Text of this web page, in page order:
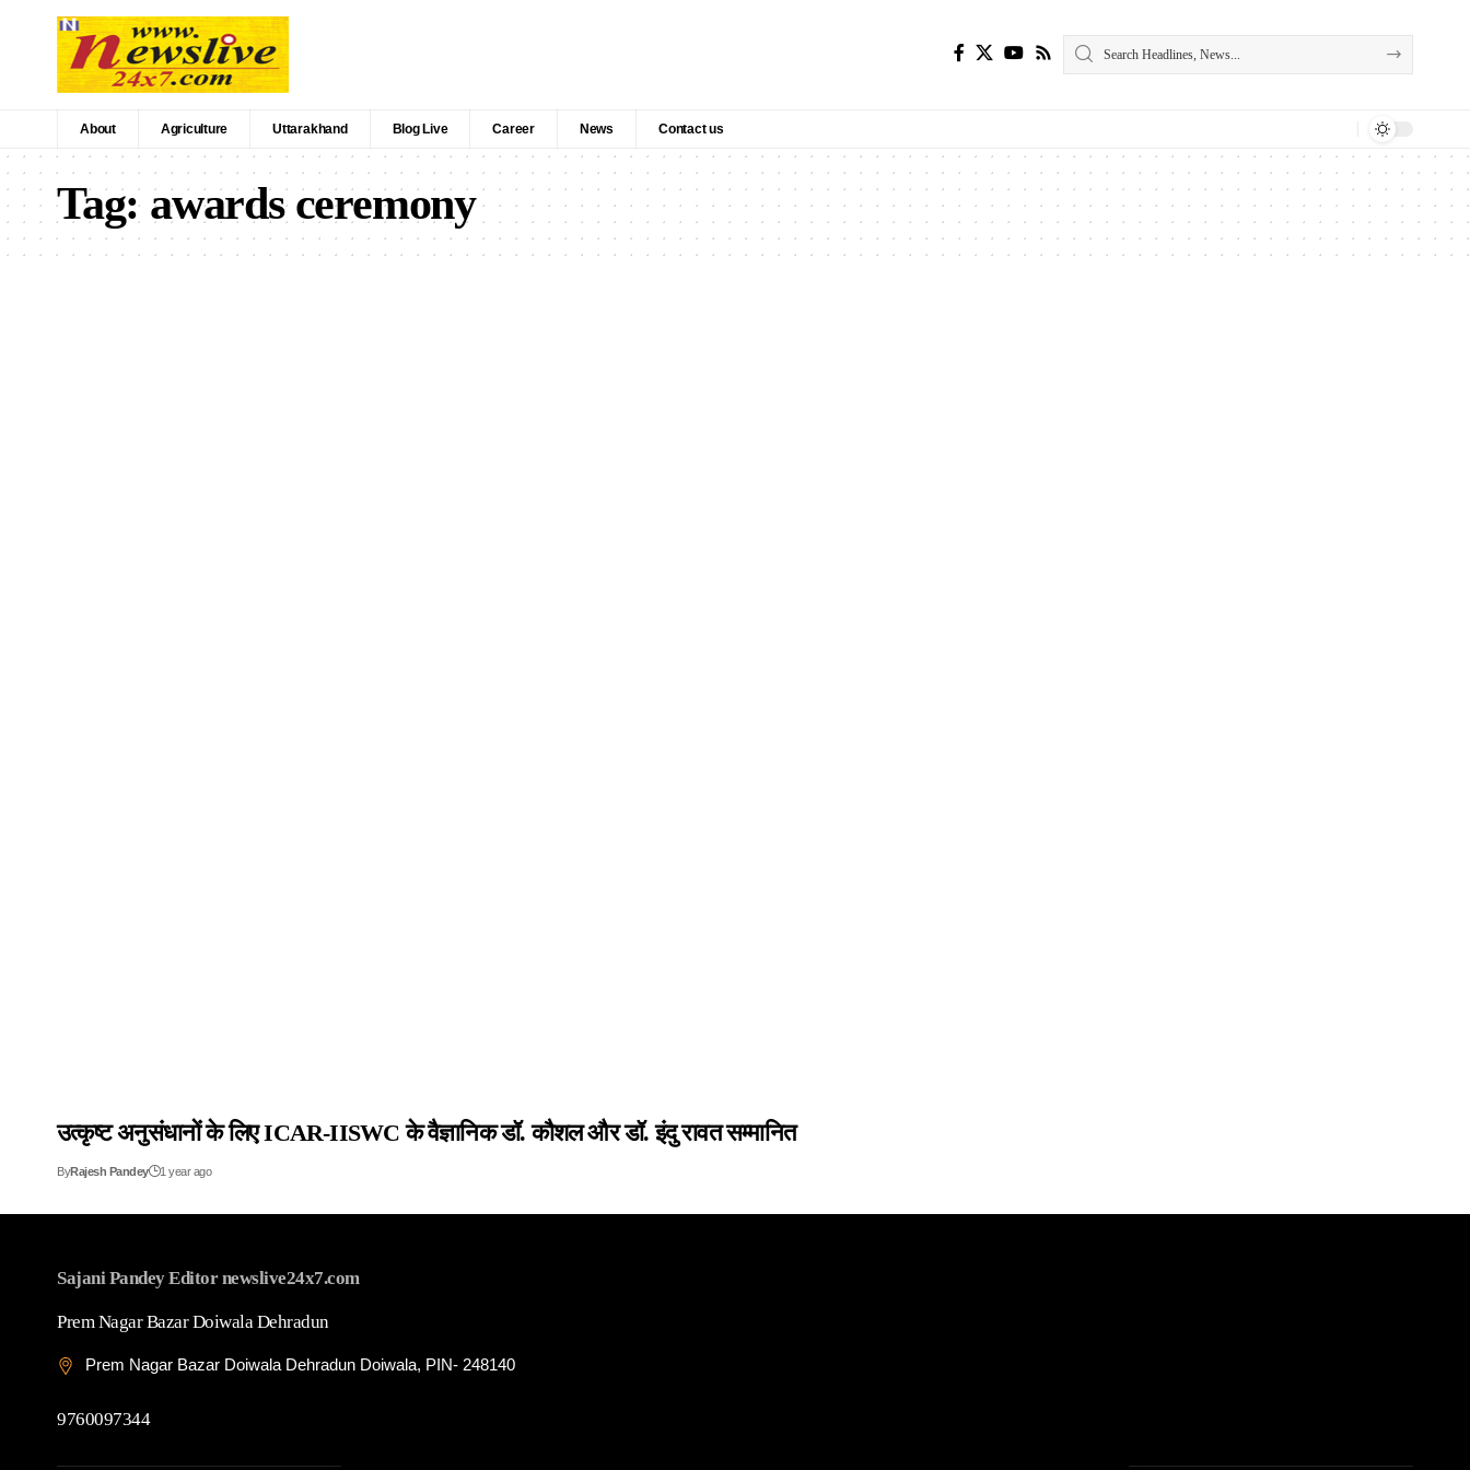
About Agriculture Uttarakhand Blog Live Career News Contact us
Tag: awards ceremony
उत्कृष्ट अनुसंधानों के लिए ICAR-IISWC के वैज्ञानिक डॉ. कौशल और डॉ. इंदु रावत सम्मानित
ByRajesh Pandey 1 year ago
Sajani Pandey Editor newslive24x7.com
Prem Nagar Bazar Doiwala Dehradun
Prem Nagar Bazar Doiwala Dehradun Doiwala, PIN- 248140
9760097344